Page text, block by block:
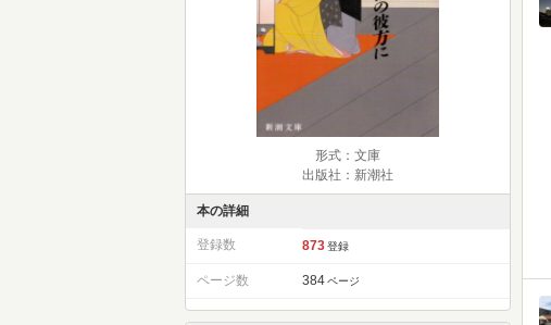
形式：文庫
出版社：新潮社
本の詳細
登録数 873 登録
ページ数 384 ページ